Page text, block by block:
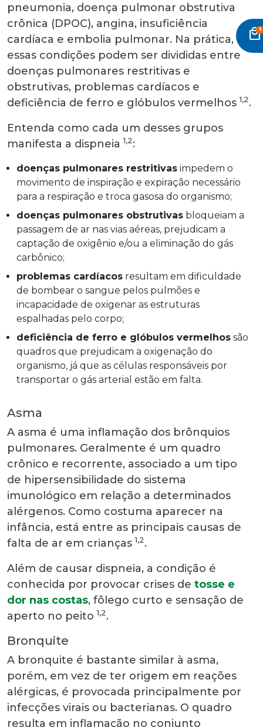
local_mall
pneumonia, doença pulmonar obstrutiva
crônica (DPOC), angina, insuficiência
cardíaca e embolia pulmonar. Na prática,
essas condições podem ser divididas entre
doenças pulmonares restritivas e
obstrutivas, problemas cardíacos e
deficiência de ferro e glóbulos vermelhos 1,2.
Entenda como cada um desses grupos
manifesta a dispneia 1,2:
doenças pulmonares restritivas impedem o
movimento de inspiração e expiração necessário
para a respiração e troca gasosa do organismo;
doenças pulmonares obstrutivas bloqueiam a
passagem de ar nas vias aéreas, prejudicam a
captação de oxigênio e/ou a eliminação do gás
carbônico;
problemas cardíacos resultam em dificuldade
de bombear o sangue pelos pulmões e
incapacidade de oxigenar as estruturas
espalhadas pelo corpo;
deficiência de ferro e glóbulos vermelhos são
quadros que prejudicam a oxigenação do
organismo, já que as células responsáveis por
transportar o gás arterial estão em falta.
Asma
A asma é uma inflamação dos brônquios
pulmonares. Geralmente é um quadro
crônico e recorrente, associado a um tipo
de hipersensibilidade do sistema
imunológico em relação a determinados
alérgenos. Como costuma aparecer na
infância, está entre as principais causas de
falta de ar em crianças 1,2.
Além de causar dispneia, a condição é
conhecida por provocar crises de tosse e
dor nas costas, fôlego curto e sensação de
aperto no peito 1,2.
Bronquite
A bronquite é bastante similar à asma,
porém, em vez de ter origem em reações
alérgicas, é provocada principalmente por
infecções virais ou bacterianas. O quadro
resulta em inflamação no conjunto